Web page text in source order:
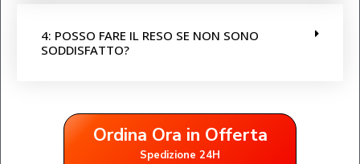
4: POSSO FARE IL RESO SE NON SONO
SODDISFATTO?
Ordina Ora in Offerta
Spedizione 24H